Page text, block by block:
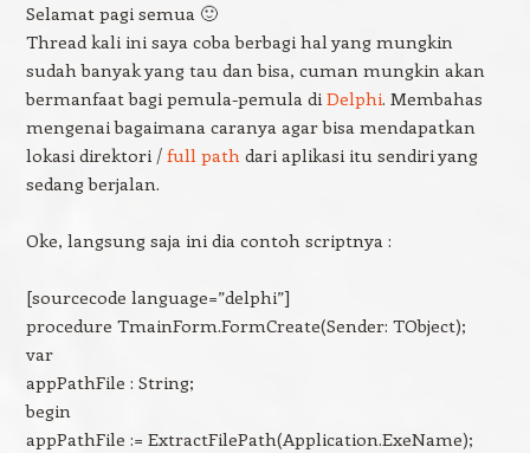
Selamat pagi semua 🙂
Thread kali ini saya coba berbagi hal yang mungkin
sudah banyak yang tau dan bisa, cuman mungkin akan
bermanfaat bagi pemula-pemula di Delphi. Membahas
mengenai bagaimana caranya agar bisa mendapatkan
lokasi direktori / full pathdari aplikasi itu sendiri yang
sedang berjalan.
Oke, langsung saja ini dia contoh scriptnya :
[sourcecode language=”delphi”]
procedure TmainForm.FormCreate(Sender: TObject);
var
appPathFile : String;
begin
appPathFile := ExtractFilePath(Application.ExeName);